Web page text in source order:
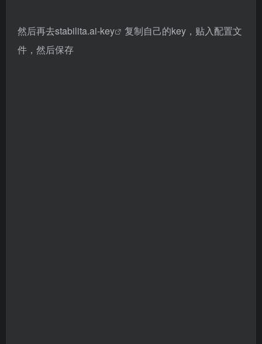
然后再去stabilita.ai-key
复制自己的key，贴入配置文
件，然后保存